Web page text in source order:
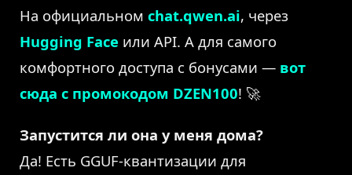
На официальном chat.qwen.ai, через
Hugging Face или API. А для самого
комфортного доступа с бонусами — вот
сюда с промокодом DZEN100! 🚀
Запустится ли она у меня дома?
Да! Есть GGUF-квантизации для